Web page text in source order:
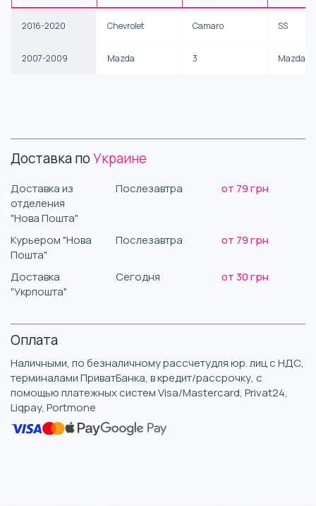
2016-2020 Chevrolet Camaro SS
2007-2009 Mazda 3
Доставка поУкраине
Доставка из
отделения
"Нова Пошта"
Послезавтра от 79 грн
Курьером "Нова
Пошта"
Послезавтра от 79 грн
Доставка
"Укрпошта"
Сегодня от 30 грн
Оплата
Наличными, по безналичному рассчетудля юр. лиц с НДС,
терминалами ПриватБанка, в кредит/рассрочку, с
помощью платежных систем Visa/Mastercard, Privat24,
Liqpay, Portmone